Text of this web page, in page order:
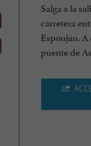
Salga a la
carretera
Espoujau.
puente de